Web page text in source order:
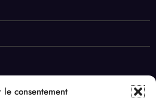
consentement